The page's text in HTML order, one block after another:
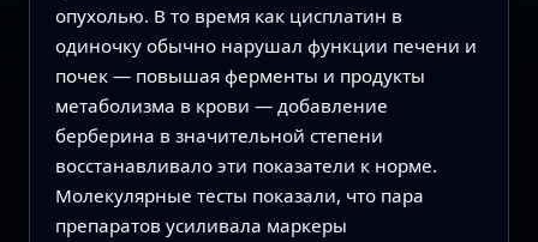
опухолью. В то время как цисплатин в
одиночку обычно нарушал функции печени и
почек — повышая ферменты и продукты
метаболизма в крови — добавление
берберина в значительной степени
восстанавливало эти показатели к норме.
Молекулярные тесты показали, что пара
препаратов усиливала маркеры